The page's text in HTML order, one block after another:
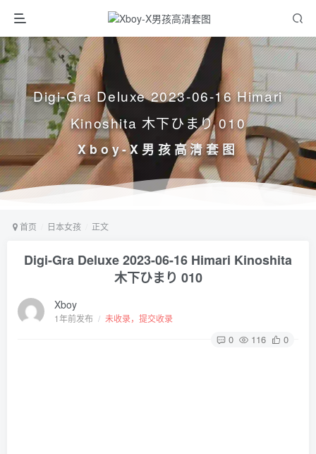
Digi-Gra Deluxe 2023-06-16 Himari
Kinoshita 木下ひまり 010
Xboy-X男孩高清套图
首页 日本女孩 正文
Digi-Gra Deluxe 2023-06-16 Himari Kinoshita
木下ひまり 010
Xboy
1年前发布 / 未收录，提交收录
0 116 0